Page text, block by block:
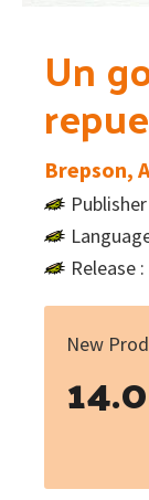
Un
Brepson,
Release
New